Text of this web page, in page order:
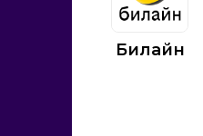
Алеста
АБВБилайн